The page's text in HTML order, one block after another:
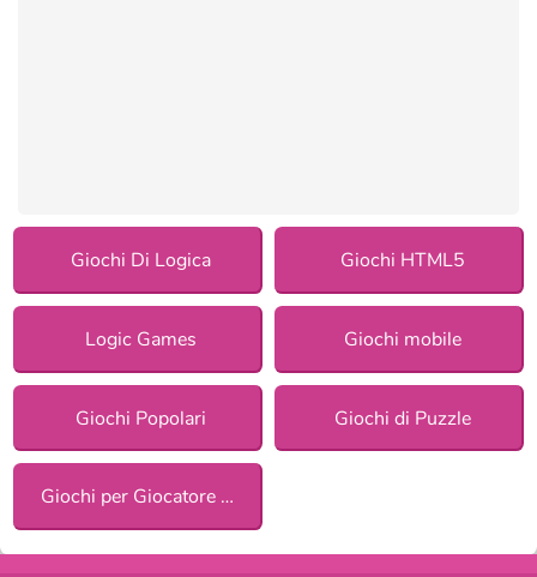
Giochi Di Logica Giochi HTML5
Logic Games Giochi mobile
Giochi Popolari Giochi di Puzzle
Giochi per Giocatore Singolo